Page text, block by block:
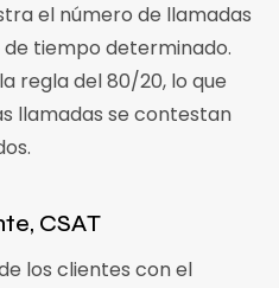
el número de llamadas
tiempo determinado.
regla del 80/20, lo que
llamadas se contestan
CSAT
los clientes con el